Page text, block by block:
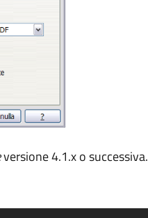
versione4.1.x o successiva.